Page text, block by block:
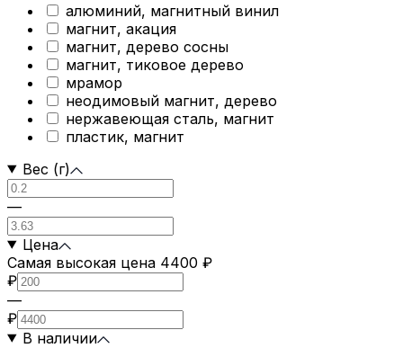
алюминий, магнитный винил
магнит, акация
магнит, дерево сосны
магнит, тиковое дерево
мрамор
неодимовый магнит, дерево
нержавеющая сталь, магнит
пластик, магнит
Вес (г)
—
Цена
Самая высокая цена 4400 ₽
₽
—
₽
В наличии